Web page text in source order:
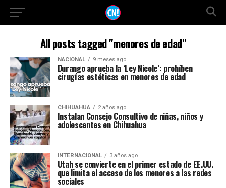
All posts tagged "menores de edad"
NACIONAL 9 meses ago
Durango aprueba la ‘Ley Nicole’: prohíben
cirugías estéticas en menores de edad
CHIHUAHUA 2 años ago
Instalan Consejo Consultivo de niñas, niños y
adolescentes en Chihuahua
INTERNACIONAL 3 años ago
Utah se convierte en el primer estado de EE.UU.
que limita el acceso de los menores a las redes
sociales